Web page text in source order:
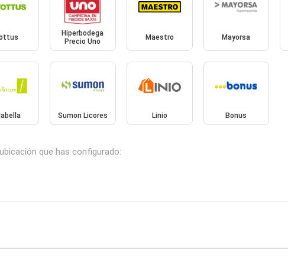
Hiperbodega
Precio Uno
Maestro Mayorsa
Sumon Licores Linio Bonus
que has configurado: